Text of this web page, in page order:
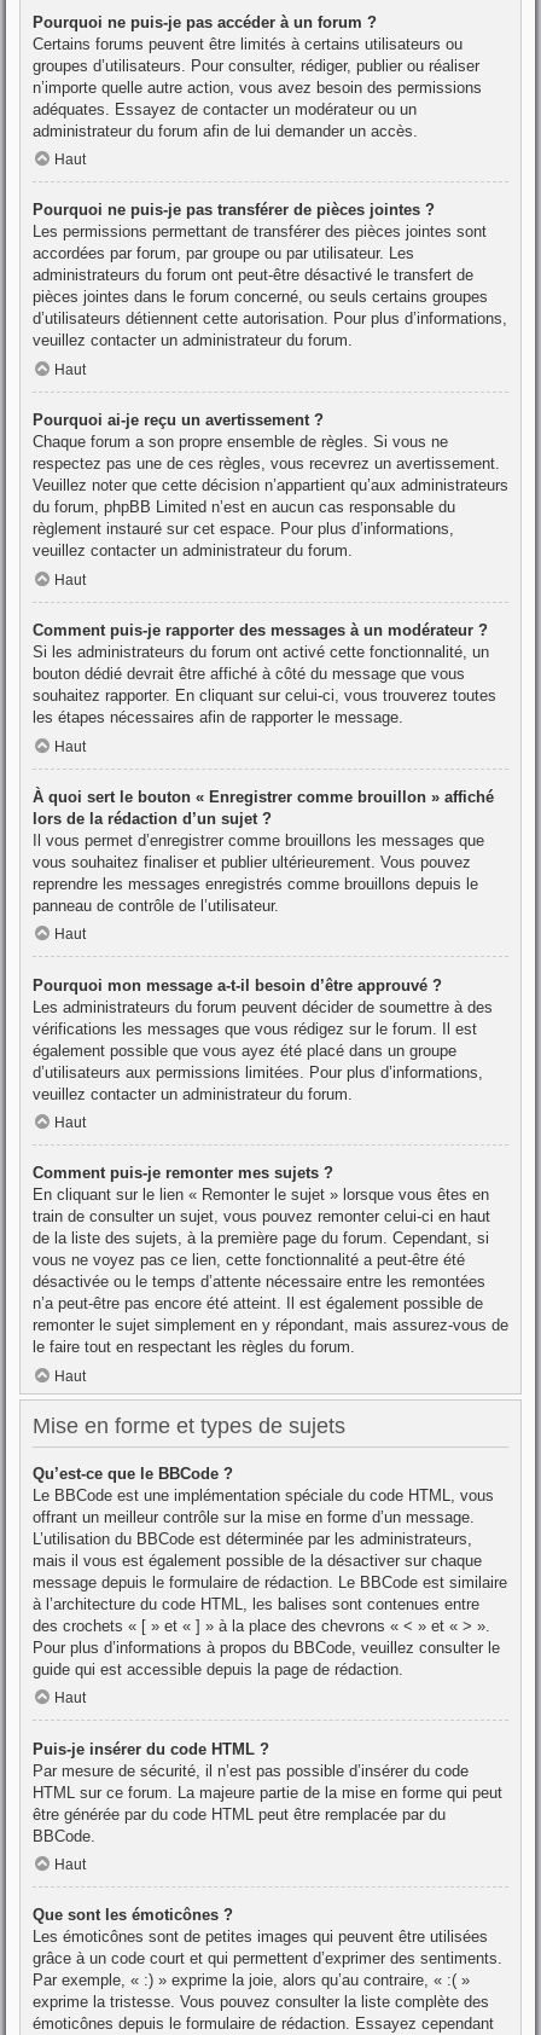
Pourquoi ne puis-je pas accéder à un forum ?
Certains forums peuvent être limités à certains utilisateurs ou
groupes d’utilisateurs. Pour consulter, rédiger, publier ou réaliser
n’importe quelle autre action, vous avez besoin des permissions
adéquates. Essayez de contacter un modérateur ou un
administrateur du forum afin de lui demander un accès.
Haut
Pourquoi ne puis-je pas transférer de pièces jointes ?
Les permissions permettant de transférer des pièces jointes sont
accordées par forum, par groupe ou par utilisateur. Les
administrateurs du forum ont peut-être désactivé le transfert de
pièces jointes dans le forum concerné, ou seuls certains groupes
d’utilisateurs détiennent cette autorisation. Pour plus d’informations,
veuillez contacter un administrateur du forum.
Haut
Pourquoi ai-je reçu un avertissement ?
Chaque forum a son propre ensemble de règles. Si vous ne
respectez pas une de ces règles, vous recevrez un avertissement.
Veuillez noter que cette décision n’appartient qu’aux administrateurs
du forum, phpBB Limited n’est en aucun cas responsable du
règlement instauré sur cet espace. Pour plus d’informations,
veuillez contacter un administrateur du forum.
Haut
Comment puis-je rapporter des messages à un modérateur ?
Si les administrateurs du forum ont activé cette fonctionnalité, un
bouton dédié devrait être affiché à côté du message que vous
souhaitez rapporter. En cliquant sur celui-ci, vous trouverez toutes
les étapes nécessaires afin de rapporter le message.
Haut
À quoi sert le bouton « Enregistrer comme brouillon » affiché
lors de la rédaction d’un sujet ?
Il vous permet d’enregistrer comme brouillons les messages que
vous souhaitez finaliser et publier ultérieurement. Vous pouvez
reprendre les messages enregistrés comme brouillons depuis le
panneau de contrôle de l’utilisateur.
Haut
Pourquoi mon message a-t-il besoin d’être approuvé ?
Les administrateurs du forum peuvent décider de soumettre à des
vérifications les messages que vous rédigez sur le forum. Il est
également possible que vous ayez été placé dans un groupe
d’utilisateurs aux permissions limitées. Pour plus d’informations,
veuillez contacter un administrateur du forum.
Haut
Comment puis-je remonter mes sujets ?
En cliquant sur le lien « Remonter le sujet » lorsque vous êtes en
train de consulter un sujet, vous pouvez remonter celui-ci en haut
de la liste des sujets, à la première page du forum. Cependant, si
vous ne voyez pas ce lien, cette fonctionnalité a peut-être été
désactivée ou le temps d’attente nécessaire entre les remontées
n’a peut-être pas encore été atteint. Il est également possible de
remonter le sujet simplement en y répondant, mais assurez-vous de
le faire tout en respectant les règles du forum.
Haut
Mise en forme et types de sujets
Qu’est-ce que le BBCode ?
Le BBCode est une implémentation spéciale du code HTML, vous
offrant un meilleur contrôle sur la mise en forme d’un message.
L’utilisation du BBCode est déterminée par les administrateurs,
mais il vous est également possible de la désactiver sur chaque
message depuis le formulaire de rédaction. Le BBCode est similaire
à l’architecture du code HTML, les balises sont contenues entre
des crochets « [ » et « ] » à la place des chevrons « < » et « > ».
Pour plus d’informations à propos du BBCode, veuillez consulter le
guide qui est accessible depuis la page de rédaction.
Haut
Puis-je insérer du code HTML ?
Par mesure de sécurité, il n’est pas possible d’insérer du code
HTML sur ce forum. La majeure partie de la mise en forme qui peut
être générée par du code HTML peut être remplacée par du
BBCode.
Haut
Que sont les émoticônes ?
Les émoticônes sont de petites images qui peuvent être utilisées
grâce à un code court et qui permettent d’exprimer des sentiments.
Par exemple, « :) » exprime la joie, alors qu’au contraire, « :( »
exprime la tristesse. Vous pouvez consulter la liste complète des
émoticônes depuis le formulaire de rédaction. Essayez cependant